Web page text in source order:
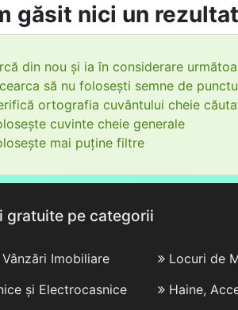
găsit nici un
din nou și ia în considerare
să nu folosești semne de
ortografia cuvântului cheie
cuvinte cheie generale
mai puține filtre
gratuite pe categorii
Imobiliare
Locuri de
și Electrocasnice
Haine,